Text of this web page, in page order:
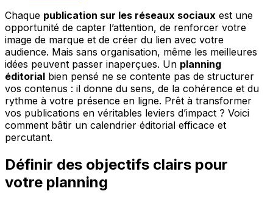
Chaque publication sur les réseaux sociaux est une
opportunité de capter l’attention, de renforcer votre
image de marque et de créer du lien avec votre
audience. Mais sans organisation, même les meilleures
idées peuvent passer inaperçues. Un planning
éditorial bien pensé ne se contente pas de structurer
vos contenus : il donne du sens, de la cohérence et du
rythme à votre présence en ligne. Prêt à transformer
vos publications en véritables leviers d’impact ? Voici
comment bâtir un calendrier éditorial efficace et
percutant.
Définir des objectifs clairs pour
votre planning